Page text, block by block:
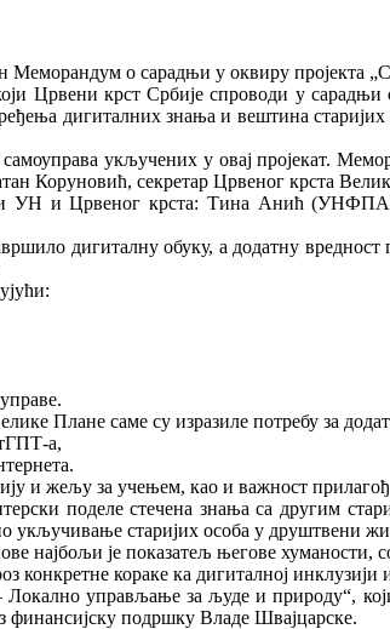
Меморандум о сарадњи у оквиру пројекта
Црвени крст Србије спроводи у
дигиталних знања и вештина старијих
укључених у овај пројекат.
Коруновић, секретар Црвеног крста
УН и Црвеног крста: Тина Анић
дигиталну обуку, а додатну
Плане саме су изразиле потребу за
а,
и жељу за учењем, као и важност
поделе стечена знања са другим
укључивање старијих особа у друштвени
најбољи је показатељ његове хуманости,
конкретне кораке ка дигиталној
Локално управљање за људе и
подршку Владе Швајцарске.